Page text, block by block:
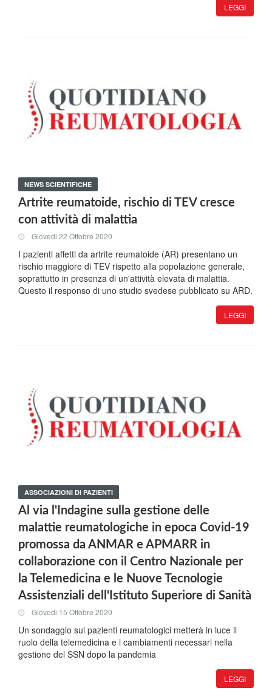
LEGGI
NEWS SCIENTIFICHE
Artrite reumatoide, rischio di TEV cresce
con attività di malattia
Giovedi 22 Ottobre 2020
I pazienti affetti da artrite reumatoide (AR) presentano un
rischio maggiore di TEV rispetto alla popolazione generale,
soprattutto in presenza di un'attività elevata di malattia.
Questo il responso di uno studio svedese pubblicato su ARD.
LEGGI
ASSOCIAZIONI DI PAZIENTI
Al via l'Indagine sulla gestione delle
malattie reumatologiche in epoca Covid-19
promossa da ANMAR e APMARR in
collaborazione con il Centro Nazionale per
la Telemedicina e le Nuove Tecnologie
Assistenziali dell'Istituto Superiore di Sanità
Giovedi 15 Ottobre 2020
Un sondaggio sui pazienti reumatologici metterà in luce il
ruolo della telemedicina e i cambiamenti necessari nella
gestione del SSN dopo la pandemia
LEGGI